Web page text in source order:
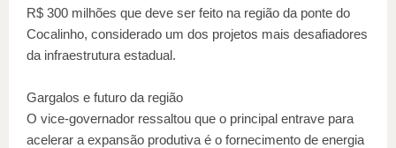
R$ 300 milhões que deve ser feito na região da ponte do
Cocalinho, considerado um dos projetos mais desafiadores
da infraestrutura estadual.
Gargalos e futuro da região
O vice-governador ressaltou que o principal entrave para
acelerar a expansão produtiva é o fornecimento de energia